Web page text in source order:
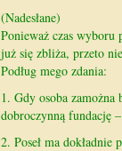
(Nadesłane)
Ponieważ czas
już się zbliża, przeto
Podług mego zdania:
1. Gdy osoba zamożna
dobroczynną fundację
2. Poseł ma